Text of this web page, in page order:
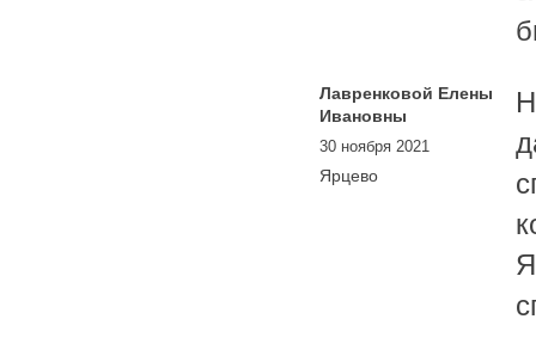
Лавренковой Елены
Ивановны
30 ноября 2021
Ярцево